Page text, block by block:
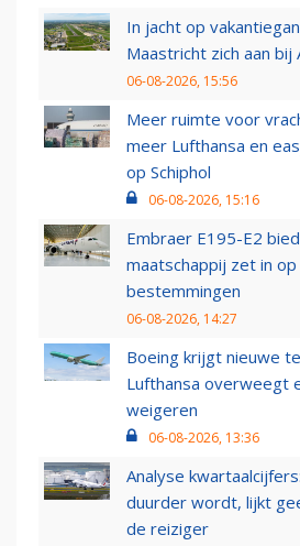
In jacht op
Maastricht zich aan bij
06-08-2026, 15:56
Meer ruimte voor
meer Lufthansa en
op Schiphol
06-08-2026, 15:16
Embraer E195-E2
maatschappij zet in
bestemmingen
06-08-2026, 14:27
Boeing krijgt nieuwe
Lufthansa overweegt
weigeren
06-08-2026, 13:36
Analyse
duurder wordt, lijkt
de reiziger